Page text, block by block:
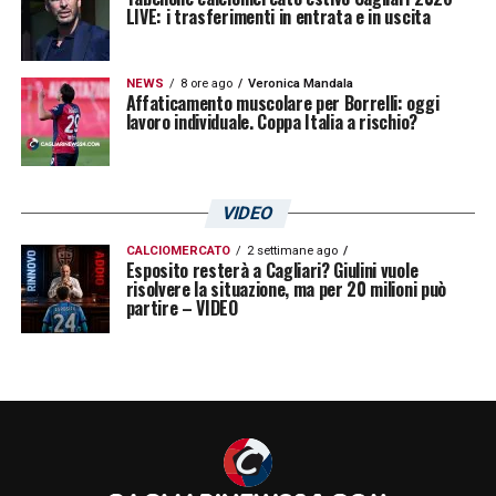
LIVE: i trasferimenti in entrata e in uscita
NEWS 8 ore ago Veronica Mandala
Affaticamento muscolare per Borrelli: oggi
lavoro individuale. Coppa Italia a rischio?
VIDEO
CALCIOMERCATO 2 settimane ago
Esposito resterà a Cagliari? Giulini vuole
risolvere la situazione, ma per 20 milioni può
partire – VIDEO